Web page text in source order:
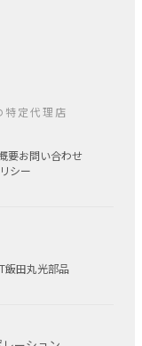
特定代理店
要お問い合わせ
シー
飯田丸光部品